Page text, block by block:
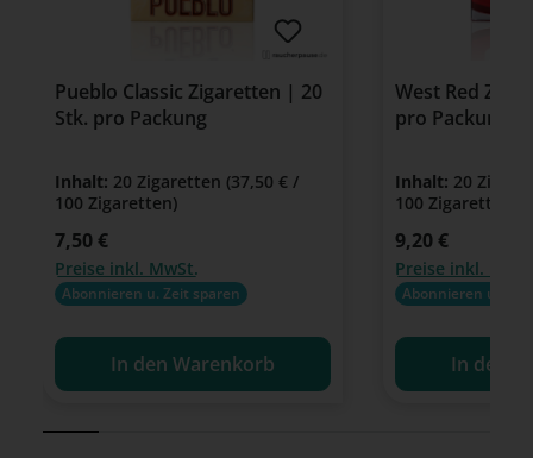
Pueblo Classic Zigaretten | 20
Stk. pro Packung
Inhalt: 20 Zigaretten (37,50 € /
100 Zigaretten)
Regulärer Preis:
7,50 €
Preise inkl. MwSt.
Abonnieren u. Zeit sparen
In den Warenkorb
West Red
pro Packung
Inhalt: 20
100 Zigaretten)
Regulärer Preis:
9,20 €
Preise inkl.
Abonnieren u.
In den